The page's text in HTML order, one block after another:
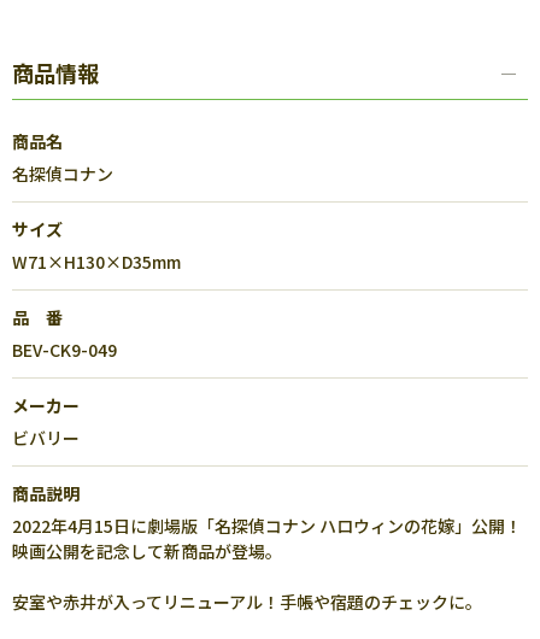
商品情報
商品名
名探偵コナン
サイズ
W71×H130×D35mm
品 番
BEV-CK9-049
メーカー
ビバリー
商品説明
2022年4月15日に劇場版「名探偵コナン ハロウィンの花嫁」公開！
映画公開を記念して新商品が登場。
安室や赤井が入ってリニューアル！手帳や宿題のチェックに。